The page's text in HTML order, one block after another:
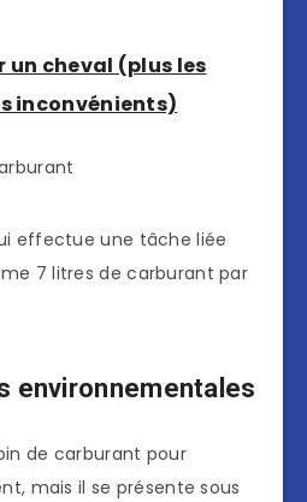
un cheval (plus les
inconvénients)
effectue une tâche liée
7 litres de carburant par
environnementales
de carburant pour
mais il se présente sous